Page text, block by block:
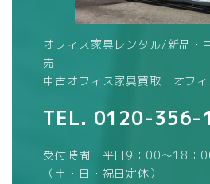
オフィス家具レンタル/新品・
売
中古オフィス家具買取 オフィ
TEL. 0120-356-
受付時間 平日9：00～18：
（土・日・祝日定休）